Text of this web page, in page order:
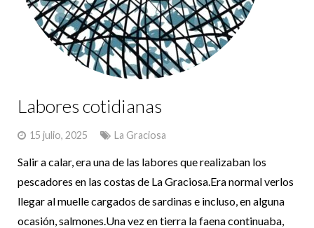
Labores cotidianas
15 julio, 2025 La Graciosa
Salir a calar, era una de las labores que realizaban los
pescadores en las costas de La Graciosa.Era normal verlos
llegar al muelle cargados de sardinas e incluso, en alguna
ocasión, salmones.Una vez en tierra la faena continuaba,